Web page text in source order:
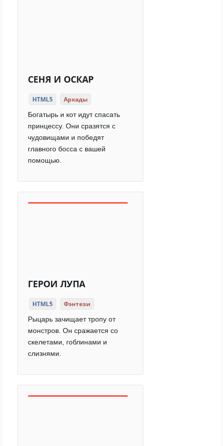
СЕНЯ И ОСКАР
HTML5 Аркады
Богатырь и кот идут спасать
принцессу. Они сразятся с
чудовищами и победят
главного босса с вашей
помощью.
ГЕРОИ ЛУПА
HTML5 Фэнтези
Рыцарь зачищает тропу от
монстров. Он сражается со
скелетами, гоблинами и
слизнями.